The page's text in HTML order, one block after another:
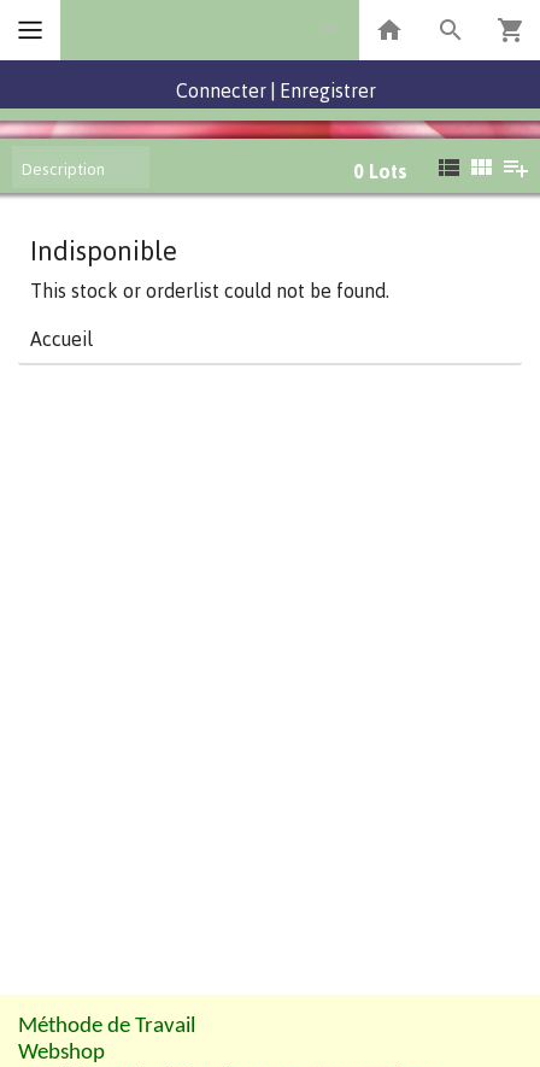
Connecter Enregistrer
Description 0 Lots
Indisponible
This stock or orderlist could not be found.
Accueil
Méthode de Travail
Webshop